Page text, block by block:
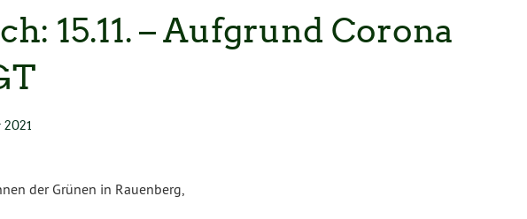
15.11. – Aufgrund Corona
der Grünen in Rauenberg,